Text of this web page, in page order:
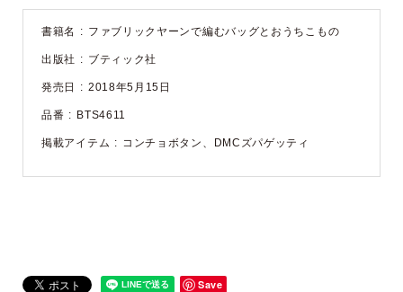
書籍名 ファブリックヤーンで編むバッグとおうちこもの
出版社 ブティック社
発売日 2018年5月15日
品番 BTS4611
掲載アイテム コンチョボタン、DMCズパゲッティ
Save